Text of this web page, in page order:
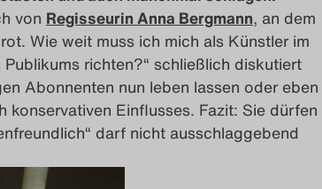
von Regisseurin Anna Bergmann, an dem
Wie weit muss ich mich als Künstler im
richten?“ schließlich diskutiert
Abonnenten nun leben lassen oder eben
konservativen Einflusses. Fazit: Sie dürfen
darf nicht ausschlaggebend